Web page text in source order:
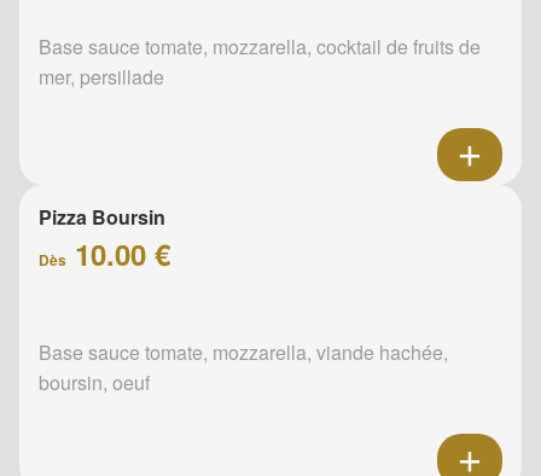
Base sauce tomate, mozzarella, cocktail de fruits de
mer, persillade
Pizza Boursin
Dès 10.00 €
Base sauce tomate, mozzarella, viande hachée,
boursin, oeuf